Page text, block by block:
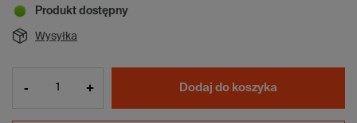
Produkt dostępny
Wysyłka
- + Dodaj do koszyka